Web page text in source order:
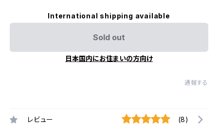
International shipping available
Sold out
日本国内にお住まいの方向け
通報する
レビュー (8)